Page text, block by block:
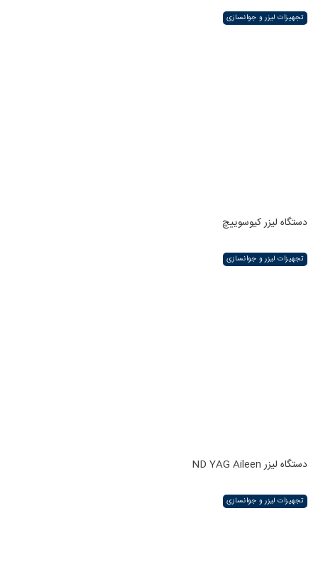
تجهیزات لیزر و جوانسازی
دستگاه لیزر کیوسوییچ
تجهیزات لیزر و جوانسازی
دستگاه لیزر ND YAG Aileen
تجهیزات لیزر و جوانسازی